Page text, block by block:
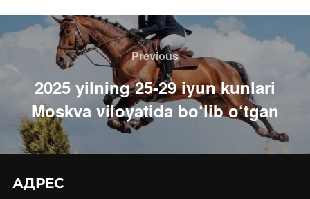
Навигация
записям
Previous
Previous
2025 yilning 25-29 iyun kunlari
Moskva viloyatida bo‘lib o‘tgan
АДРЕС